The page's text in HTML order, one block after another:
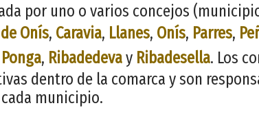
por uno o varios concejos
Onís, Caravia, Llanes, Onís, Parres,
Ponga, Ribadedevay Ribadesella. Los
dentro de la comarca y son
municipio.